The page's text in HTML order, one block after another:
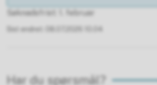
Søknadsfrist: 1. februar
Sist endret
Har du spørsmål?